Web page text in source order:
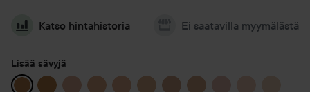
Katso hintahistoria Ei saatavilla myymälästä
Lisää sävyjä